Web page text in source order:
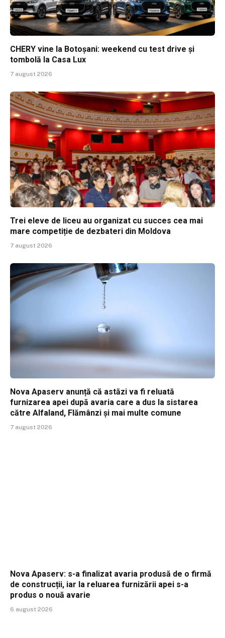
CHERY vine la Botoșani: weekend cu test drive și
tombolă la Casa Lux
7 august 2026
Trei eleve de liceu au organizat cu succes cea mai
mare competiție de dezbateri din Moldova
7 august 2026
Nova Apaserv anunță că astăzi va fi reluată
furnizarea apei după avaria care a dus la sistarea
către Alfaland, Flămânzi și mai multe comune
7 august 2026
Nova Apaserv: s-a finalizat avaria produsă de o firmă
de construcții, iar la reluarea furnizării apei s-a
produs o nouă avarie
6 august 2026